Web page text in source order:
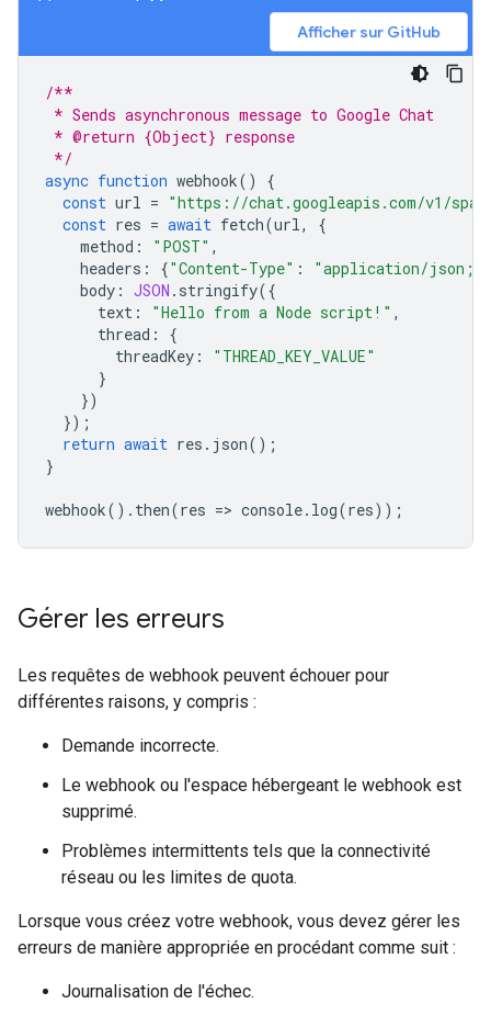
Afficher sur GitHub
/**
* Sends asynchronous message to Google Chat
* @return {Object} response
*/
async function webhook()
{
const url = "https://chat.googleapis.com/v1/spaces/
const res = await fetch(url,
{
method : "POST" ,
headers : {"Content-Type" :
"application/json;
body : JSON . stringify({
text : "Hello from a Node script!" ,
thread :
{
threadKey :
"THREAD_KEY_VALUE"
}
})
});
return await res . json();
}
webhook(). then(res => console. log(res));
Gérer les erreurs
Les requêtes de webhook peuvent échouer pour
différentes raisons, y compris :
Demande incorrecte.
Le webhook ou l'espace hébergeant le webhook est
supprimé.
Problèmes intermittents tels que la connectivité
réseau ou les limites de quota.
Lorsque vous créez votre webhook, vous devez gérer les
erreurs de manière appropriée en procédant comme suit :
Journalisation de l'échec.